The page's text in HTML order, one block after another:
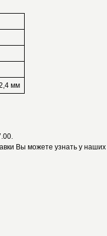
мм
Вы можете узнать у наших